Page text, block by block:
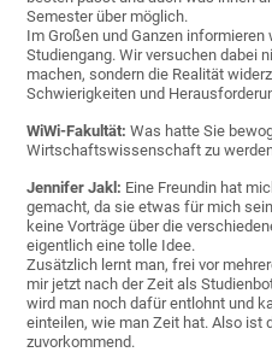
Semester über möglich.
Im Großen und Ganzen
Studiengang. Wir versuchen dabei
machen, sondern die Realität
Schwierigkeiten und
WiWi-Fakultät: Was hatte Sie
Wirtschaftswissenschaft zu
Jennifer Jakl: Eine Freundin hat
gemacht, da sie etwas für mich
keine Vorträge über die
eigentlich eine tolle Idee.
Zusätzlich lernt man, frei vor
mir jetzt nach der Zeit als
wird man noch dafür entlohnt und
einteilen, wie man Zeit hat. Also ist
zuvorkommend.